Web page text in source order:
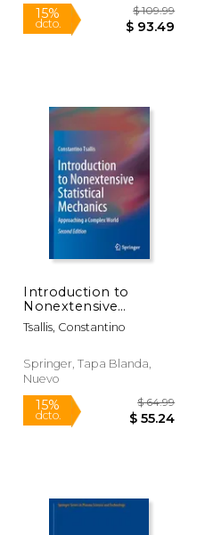
dcto.
Introduction to
Nonextensive
Statistical Mechanics:
Approaching a
Inglés)
Tsallis, Constantino
Springer, Tapa Blanda,
Nuevo